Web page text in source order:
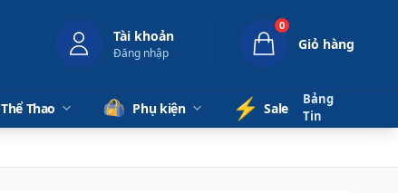
Tài khoản
Đăng nhập
0
Giỏ hàng
Thể Thao Phụ kiện ⚡️ Sale
Bảng
Tin